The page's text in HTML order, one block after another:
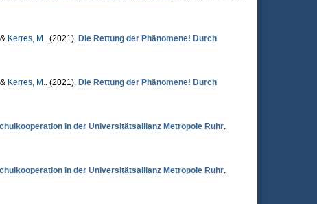
Kerres, M.. (2021). Die Rettung der Phänomene! Durch
Kerres, M.. (2021). Die Rettung der Phänomene! Durch
in der Universitätsallianz Metropole Ruhr.
in der Universitätsallianz Metropole Ruhr.